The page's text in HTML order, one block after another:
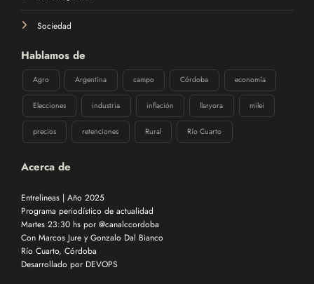
Sociedad
Hablamos de
Agro Argentina campo Córdoba economía
Elecciones industria inflación llaryora milei
precios retenciones Rural Río Cuarto
Acerca de
Entrelineas | Año 2025
Programa periodístico de actualidad
Martes 23:30 hs por @canalccordoba
Con Marcos Jure y Gonzalo Dal Bianco
Río Cuarto, Córdoba
Desarrollado por DEVOPS